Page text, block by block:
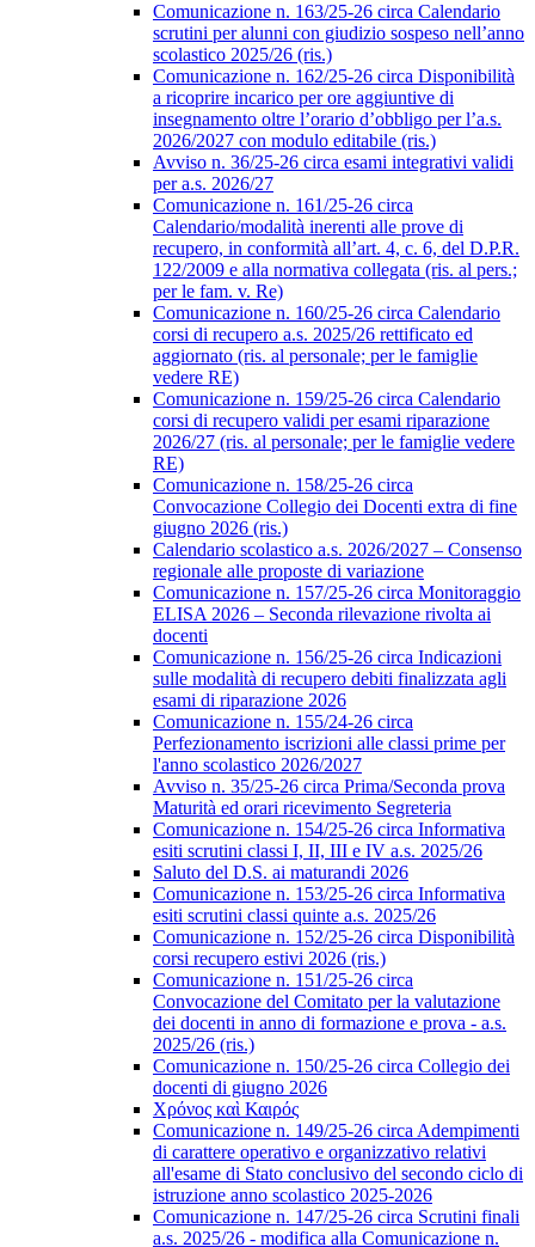
Comunicazione n. 163/25-26 circa Calendario
scrutini per alunni con giudizio sospeso nell’anno
scolastico 2025/26 (ris.)
Comunicazione n. 162/25-26 circa Disponibilità
a ricoprire incarico per ore aggiuntive di
insegnamento oltre l’orario d’obbligo per l’a.s.
2026/2027 con modulo editabile (ris.)
Avviso n. 36/25-26 circa esami integrativi validi
per a.s. 2026/27
Comunicazione n. 161/25-26 circa
Calendario/modalità inerenti alle prove di
recupero, in conformità all’art. 4, c. 6, del D.P.R.
122/2009 e alla normativa collegata (ris. al pers.;
per le fam. v. Re)
Comunicazione n. 160/25-26 circa Calendario
corsi di recupero a.s. 2025/26 rettificato ed
aggiornato (ris. al personale; per le famiglie
vedere RE)
Comunicazione n. 159/25-26 circa Calendario
corsi di recupero validi per esami riparazione
2026/27 (ris. al personale; per le famiglie vedere
RE)
Comunicazione n. 158/25-26 circa
Convocazione Collegio dei Docenti extra di fine
giugno 2026 (ris.)
Calendario scolastico a.s. 2026/2027 – Consenso
regionale alle proposte di variazione
Comunicazione n. 157/25-26 circa Monitoraggio
ELISA 2026 – Seconda rilevazione rivolta ai
docenti
Comunicazione n. 156/25-26 circa Indicazioni
sulle modalità di recupero debiti finalizzata agli
esami di riparazione 2026
Comunicazione n. 155/24-26 circa
Perfezionamento iscrizioni alle classi prime per
l'anno scolastico 2026/2027
Avviso n. 35/25-26 circa Prima/Seconda prova
Maturità ed orari ricevimento Segreteria
Comunicazione n. 154/25-26 circa Informativa
esiti scrutini classi I, II, III e IV a.s. 2025/26
Saluto del D.S. ai maturandi 2026
Comunicazione n. 153/25-26 circa Informativa
esiti scrutini classi quinte a.s. 2025/26
Comunicazione n. 152/25-26 circa Disponibilità
corsi recupero estivi 2026 (ris.)
Comunicazione n. 151/25-26 circa
Convocazione del Comitato per la valutazione
dei docenti in anno di formazione e prova - a.s.
2025/26 (ris.)
Comunicazione n. 150/25-26 circa Collegio dei
docenti di giugno 2026
Χρόνος καὶ Καιρός
Comunicazione n. 149/25-26 circa Adempimenti
di carattere operativo e organizzativo relativi
all'esame di Stato conclusivo del secondo ciclo di
istruzione anno scolastico 2025-2026
Comunicazione n. 147/25-26 circa Scrutini finali
a.s. 2025/26 - modifica alla Comunicazione n.